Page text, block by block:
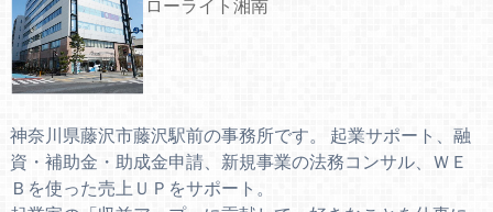
ローライト湘南
神奈川県藤沢市藤沢駅前の事務所です。 起業サポート、融
資・補助金・助成金申請、新規事業の法務コンサル、ＷＥ
Ｂを使った売上ＵＰをサポート。